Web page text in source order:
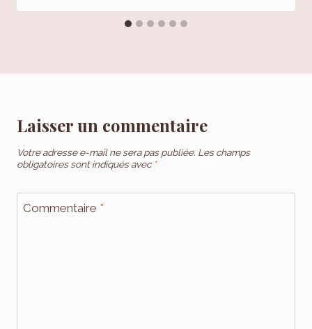
Laisser un commentaire
Votre adresse e-mail ne sera pas publiée. Les champs
obligatoires sont indiqués avec *
Commentaire *